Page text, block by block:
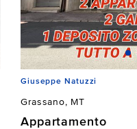
Giuseppe Natuzzi
Grassano, MT
Appartamento